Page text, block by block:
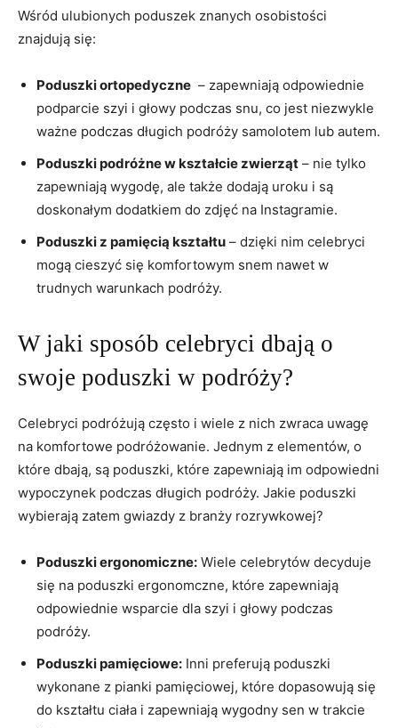
Wśród ulubionych poduszek znanych osobistości
znajdują się:
Poduszki ortopedyczne ⁢ – zapewniają odpowiednie
podparcie szyi i głowy podczas snu, co ‌jest niezwykle
⁤ważne podczas długich podróży samolotem lub ⁢autem.
Poduszki podróżne w kształcie zwierząt – ⁢nie tylko
zapewniają wygodę, ale także dodają uroku‌ i ‌są
doskonałym dodatkiem do ‍zdjęć na Instagramie.
Poduszki z pamięcią ‍kształtu ‌– dzięki nim celebryci
mogą cieszyć⁣ się komfortowym⁤ snem nawet w
trudnych warunkach ⁢podróży.
W jaki sposób‌ celebryci dbają o
swoje ⁣poduszki w⁤ podróży?
Celebryci podróżują często i wiele z nich zwraca ‌uwagę
‌na​ komfortowe podróżowanie.⁣ Jednym z elementów, o
które dbają,‍ są poduszki, które zapewniają‍ im ⁤odpowiedni
wypoczynek ⁣podczas długich ‌podróży.⁤ Jakie poduszki
⁤wybierają zatem gwiazdy z⁤ branży rozrywkowej?
Poduszki ergonomiczne: Wiele celebrytów decyduje
się na poduszki ergonomczne,⁣ które zapewniają
odpowiednie⁢ wsparcie dla szyi i głowy ‍podczas
⁢podróży.
Poduszki pamięciowe: ⁢Inni preferują poduszki
wykonane z pianki pamięciowej, które dopasowują się
do kształtu ciała i zapewniają wygodny sen ⁢w trakcie